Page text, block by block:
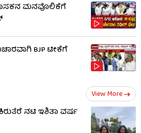
ಮನವೊಲಿಕೆಗೆ
BJP ಟೀಕೆಗೆ
View More
ನಟಿ ಇಶಿತಾ ವರ್ಷ